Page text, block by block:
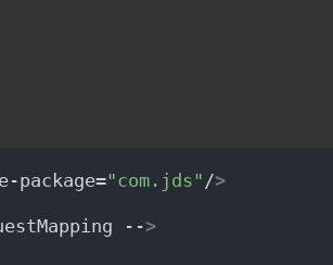
package="com.jds" />
-->